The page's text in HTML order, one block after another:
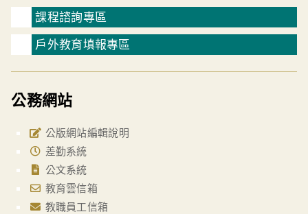
課程諮詢專區
戶外教育填報專區
公務網站
公版網站編輯說明
差勤系統
公文系統
教育雲信箱
教職員工信箱